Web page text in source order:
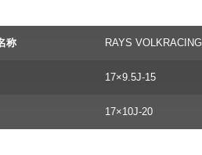
称 RAYS
17×9.5J-15
17×10J-20